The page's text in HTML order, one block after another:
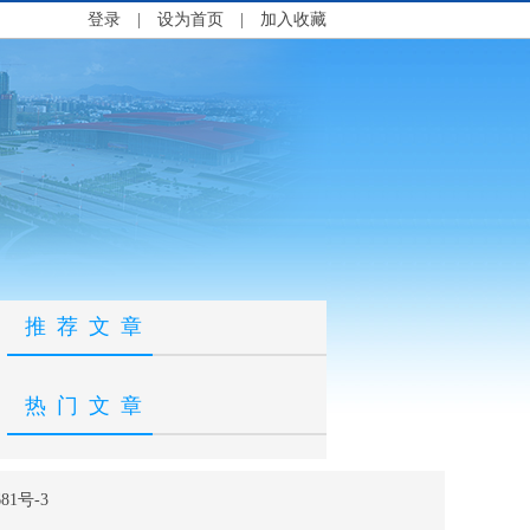
登录 设为首页 加入收藏
推荐文章
热门文章
号-3